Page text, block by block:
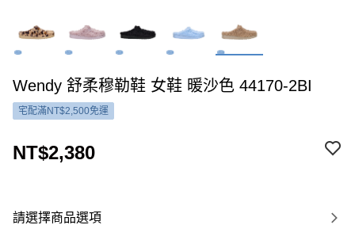
Wendy 舒柔穆勒鞋 女鞋 暖沙色 44170-2BI
宅配滿NT$2,500免運
NT$2,380
請選擇商品選項